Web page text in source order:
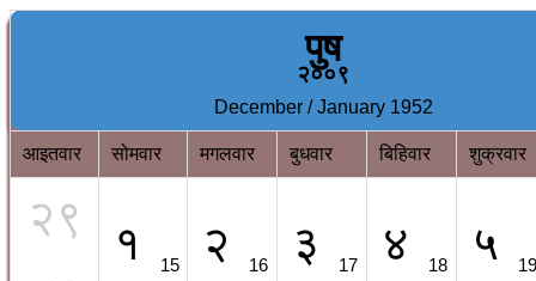
पुष
२००९
December / January 1952
आइतवार सोमवार मगलवार बुधवार बिहिवार शुक्रवार
२९ १ 15 २ 16 ३ 17 ४ 18 ५ 19